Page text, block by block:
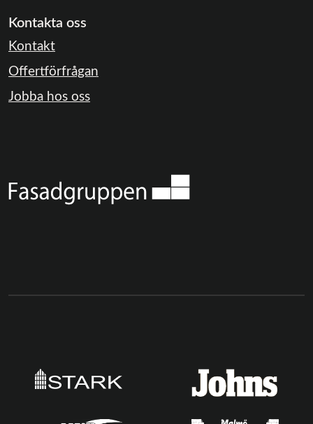
Kontakta oss
Kontakt
Offertförfrågan
Jobba hos oss